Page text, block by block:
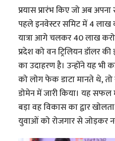
प्रयास प्रारंभ किए जो अब
पहले इनवेस्टर समिट में 4
यात्रा आगे चलकर 40 लाख
प्रदेश को वन ट्रिलियन डॉलर
का उदाहरण है। उन्होंने यह
को लोग फेक डाटा मानते थे,
डोमेन में जारी किया। यह सफल
बड़ा वह विकास का द्वार
युवाओं को रोजगार से जोड़कर